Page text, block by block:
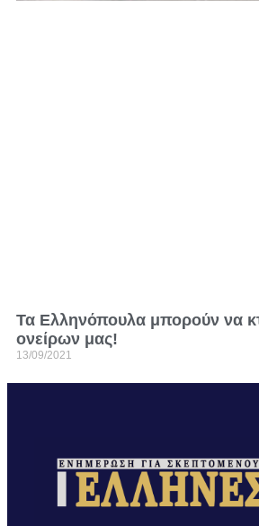
Τα Ελληνόπουλα μπορούν να
ονείρων μας!
13/09/2021